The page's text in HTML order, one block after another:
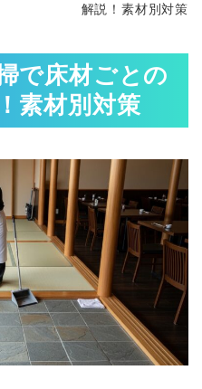
解説！素材別対策
で床材ごとの
素材別対策